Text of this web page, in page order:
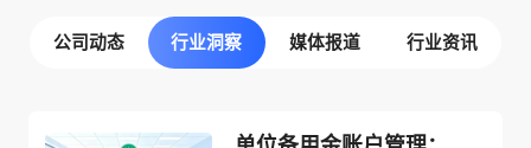
公司动态 行业洞察 媒体报道 行业资讯